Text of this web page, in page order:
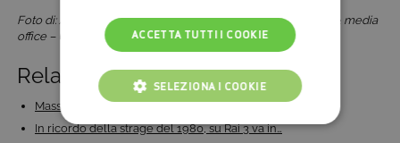
Foto di: Agi per gentile concessione Comunicazione Press & media
office – Ufficio Stampa Rai
Related Posts:
Massimo Giletti su La7 con “Non è l’Arena”: tutto…
In ricordo della strage del 1980, su Rai 3 va in…
ACCETTA TUTTI I COOKIE
SELEZIONA I COOKIE
COOKIE TECNICI